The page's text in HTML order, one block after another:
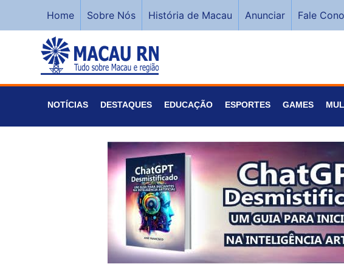
Home Sobre Nós História de Macau Anunciar Fale
NOTÍCIAS DESTAQUES EDUCAÇÃO ESPORTES GAMES